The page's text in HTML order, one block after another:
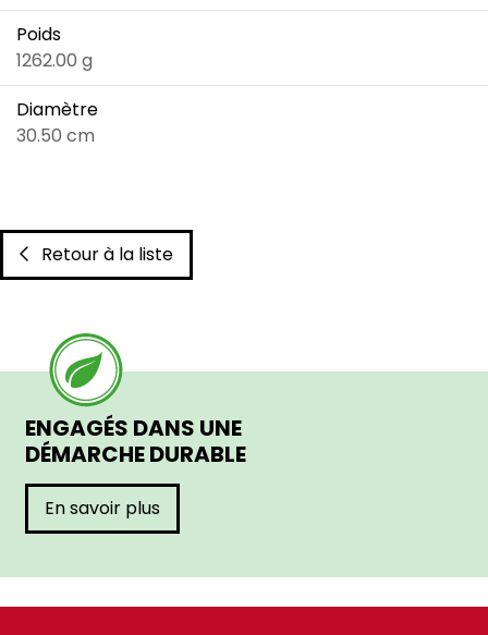
Poids
1262.00 g
Diamètre
30.50 cm
Retour à la liste
ENGAGÉS DANS UNE
DÉMARCHE DURABLE
En savoir plus